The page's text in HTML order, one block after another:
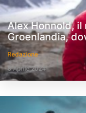
Alex Honnold, il
Groenlandia,
Redazione
8 Aprile 2024